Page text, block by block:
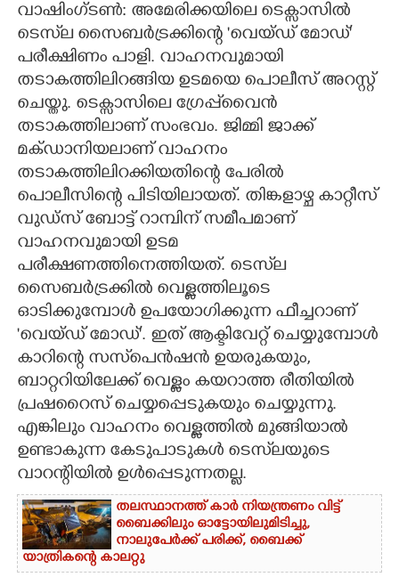
CARTOONS
LITERATURE
ZOOM
CONTACT US
വാഷിംഗ്ടൺ: അമേരിക്കയിലെ ടെക്സാസിൽ
ടെസ്‌ല സൈബർട്രക്കിന്റെ 'വെയ്ഡ് മോഡ്'
പരീക്ഷിണം പാളി. വാഹനവുമായി
തടാകത്തിലിറങ്ങിയ ഉടമയെ പൊലീസ് അറസ്റ്റ്
ചെയ്തു. ടെക്സാസിലെ ഗ്രേപ്പ്‌വൈൻ
തടാകത്തിലാണ് സംഭവം. ജിമ്മി ജാക്ക്
മക്ഡാനിയലാണ് വാഹനം
തടാകത്തിലിറക്കിയതിന്റെ പേരിൽ
പൊലീസിന്റെ പിടിയിലായത്. തിങ്കളാഴ്ച കാറ്റീസ്
വുഡ്സ് ബോട്ട് റാമ്പിന് സമീപമാണ്
വാഹനവുമായി ഉടമ
പരീക്ഷണത്തിനെത്തിയത്. ടെസ്‌ല
സൈബർട്രക്കിൽ വെള്ളത്തിലൂടെ
ഓടിക്കുമ്പോൾ ഉപയോഗിക്കുന്ന ഫീച്ചറാണ്
'വെയ്ഡ് മോഡ്'. ഇത് ആക്ടിവേറ്റ് ചെയ്യുമ്പോൾ
കാറിന്റെ സസ്‌പെൻഷൻ ഉയരുകയും,
ബാറ്ററിയിലേക്ക് വെള്ളം കയറാത്ത രീതിയിൽ
പ്രഷറൈസ് ചെയ്യപ്പെടുകയും ചെയ്യുന്നു.
എങ്കിലും വാഹനം വെള്ളത്തിൽ മുങ്ങിയാൽ
ഉണ്ടാകുന്ന കേടുപാടുകൾ ടെസ്‌ലയുടെ
വാറന്റിയിൽ ഉൾപ്പെടുന്നതല്ല.
തലസ്ഥാനത്ത് കാർ നിയന്ത്രണം വിട്ട്
ബൈക്കിലും ഓട്ടോയിലുമിടിച്ചു,​
നാലുപേർക്ക് പരിക്ക്,​ ബൈക്ക്
യാത്രികന്റെ കാലറ്റു